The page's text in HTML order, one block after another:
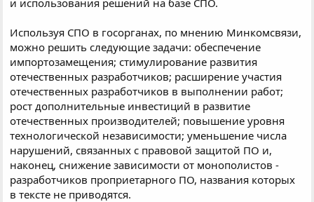
Используя СПО в госорганах, по мнению Минкомсвязи,
можно решить следующие задачи: обеспечение
импортозамещения; стимулирование развития
отечественных разработчиков; расширение участия
отечественных разработчиков в выполнении работ;
рост дополнительные инвестиций в развитие
отечественных производителей; повышение уровня
технологической независимости; уменьшение числа
нарушений, связанных с правовой защитой ПО и,
наконец, снижение зависимости от монополистов -
разработчиков проприетарного ПО, названия которых
в тексте не приводятся.